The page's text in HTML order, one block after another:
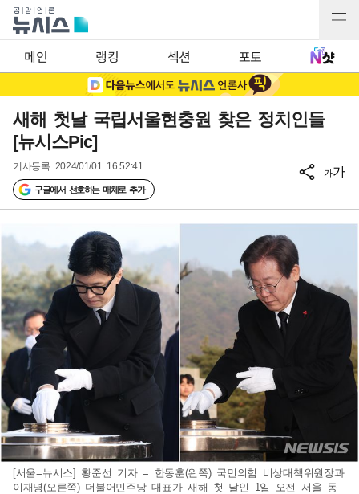
메인 랭킹 섹션 포토
새해 첫날 국립서울현충원 찾은 정치인들
[뉴시스Pic]
기사등록 2024/01/01 16:52:41
구글에서 선호하는 매체로 추가
가가
[서울=뉴시스] 황준선 기자 = 한동훈(왼쪽) 국민의힘 비상대책위원장과
이재명(오른쪽) 더불어민주당 대표가 새해 첫 날인 1일 오전 서울 동